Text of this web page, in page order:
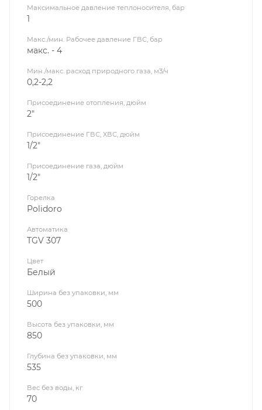
Максимальное давление теплоносителя, бар
1
Макс./мин. Рабочее давление ГВС, бар
макс. - 4
Мин./макс. расход природного газа, м3/ч
0,2-2,2
Присоединение отопления, дюйм
2"
Присоединение ГВС, ХВС, дюйм
1/2"
Присоединение газа, дюйм
1/2"
Горелка
Polidoro
Автоматика
TGV 307
Цвет
Белый
Ширина без упаковки, мм
500
Высота без упаковки, мм
850
Глубина без упаковки, мм
535
Вес без воды, кг
70